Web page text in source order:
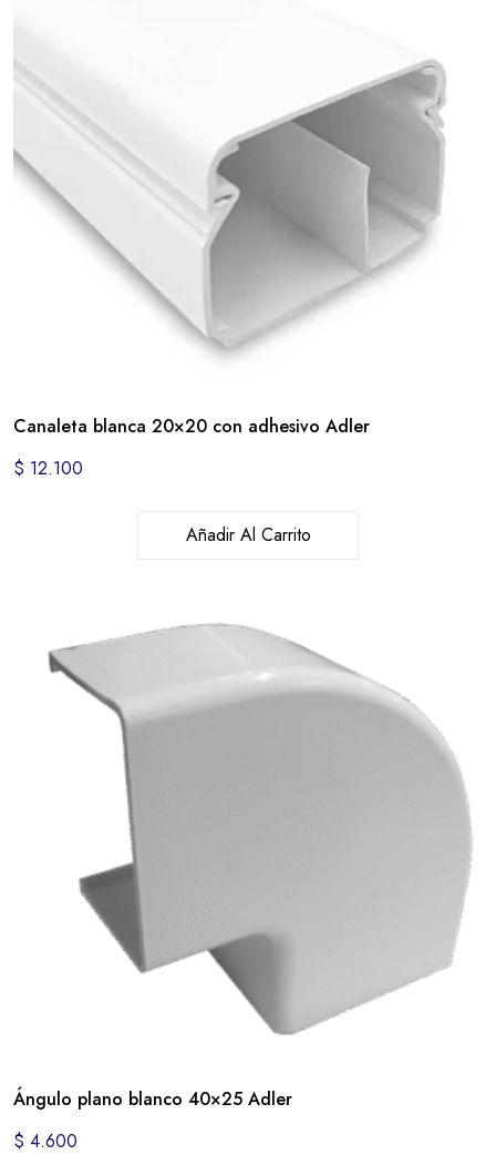
Canaleta blanca 20×20 con adhesivo Adler
$ 12.100
Añadir Al Carrito
Ángulo plano blanco 40×25 Adler
$ 4.600